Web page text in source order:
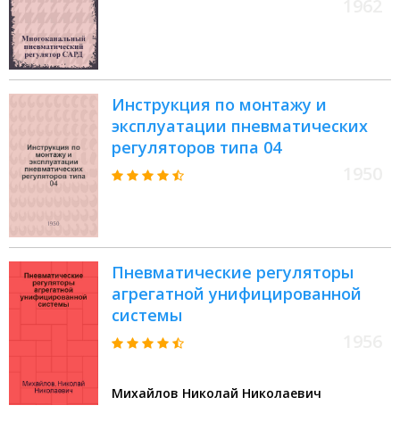
Инструкция по монтажу и
эксплуатации пневматических
регуляторов типа 04
Пневматические регуляторы
агрегатной унифицированной
системы
Михайлов Николай Николаевич